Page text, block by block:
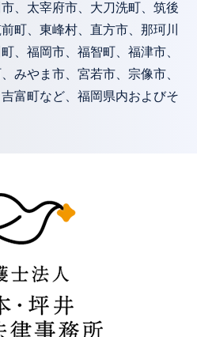
、太宰府市、大刀洗町、筑後
町、東峰村、直方市、那珂川
、福岡市、福智町、福津市、
みやま市、宮若市、宗像市、
富町など、福岡県内およびそ